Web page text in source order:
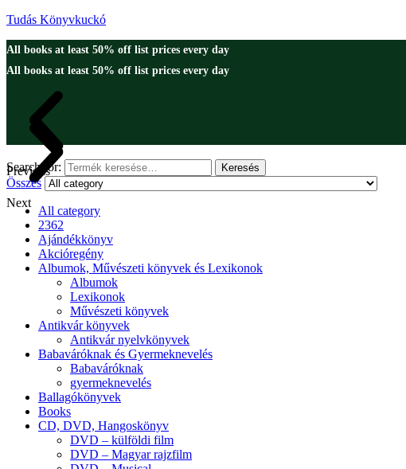
Tudás Könyvkuckó
All books at least 50% off list prices every day
All books at least 50% off list prices every day
Previous
Next
Search for: Keresés
Összes
All category
2362
Ajándékkönyv
Akcióregény
Albumok, Művészeti könyvek és Lexikonok
Albumok
Lexikonok
Művészeti könyvek
Antikvár könyvek
Antikvár nyelvkönyvek
Babaváróknak és Gyermeknevelés
Babaváróknak
gyermeknevelés
Ballagókönyvek
Books
CD, DVD, Hangoskönyv
DVD – külföldi film
DVD – Magyar rajzfilm